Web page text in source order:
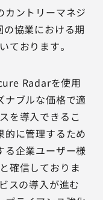
カントリーマネジ
協業における期
ております。
Radarを使用
ナブルな価格で適
を導入できるこ
的に管理するため
る企業ユーザー様
確信しておりま
スの導入が進む